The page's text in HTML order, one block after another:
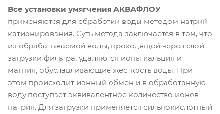
Все установки умягчения АКВАФЛОУ
применяются для обработки воды методом натрий-
катионирования. Суть метода заключается в том, что
из обрабатываемой воды, проходящей через слой
загрузки фильтра, удаляются ионы кальция и
магния, обуславливающие жесткость воды. При
этом происходит ионный обмен и в обработанную
воду поступает эквивалентное количество ионов
натрия. Для загрузки применяется сильнокислотный